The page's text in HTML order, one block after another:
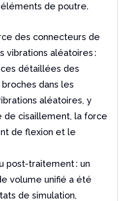
de poutre.
des connecteurs de
vibrations aléatoires :
détaillées des
dans les
aléatoires, y
de cisaillement, la force
de flexion et le
post-traitement : un
volume unifié a été
de simulation,